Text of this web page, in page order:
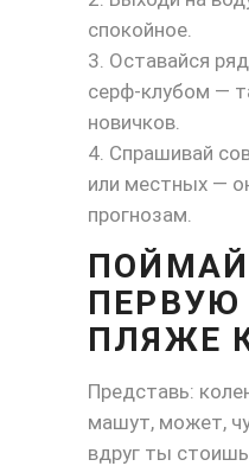
спокойное.
Оставайся
серф-клубом —
новичков.
Спрашивай
или местных —
прогнозам.
ПЛЯЖЕ
Представь:
машут, может,
вдруг ты